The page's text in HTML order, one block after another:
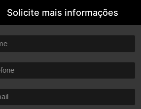
Solicite mais informações